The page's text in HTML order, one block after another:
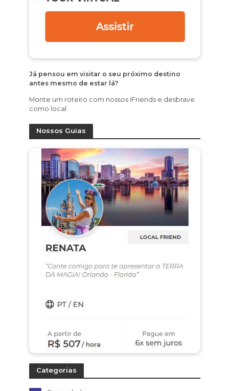
Já pensou em visitar o seu próximo destino
antes mesmo de estar lá?
Monte um roteiro com nossos iFriends e desbrave
como local.
Nossos Guias
Categorias